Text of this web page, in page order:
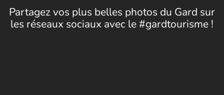
Partagez vos plus belles photos du Gard sur
les réseaux sociaux avec le #gardtourisme !